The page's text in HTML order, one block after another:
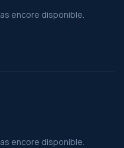
encore disponible.
encore disponible.